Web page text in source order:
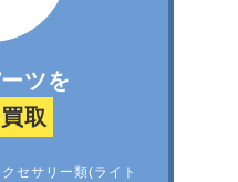
ツを
取
セサリー類(ライト